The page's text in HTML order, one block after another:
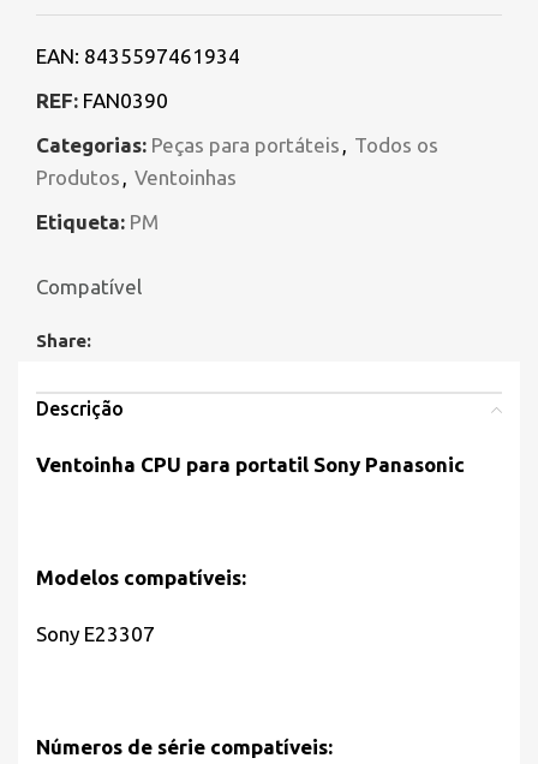
EAN: 8435597461934
REF: FAN0390
Categorias: Peças para portáteis
Todos os
Produtos
Ventoinhas
Etiqueta: PM
Compatível
Share:
Descrição
Ventoinha CPU para portatil Sony Panasonic
Modelos compatíveis:
Sony E23307
Números de série compatíveis: